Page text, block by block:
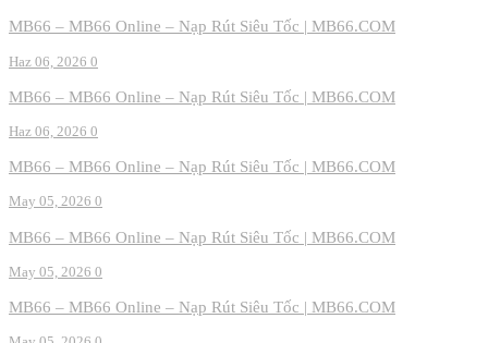
MB66 – MB66 Online – Nạp Rút Siêu Tốc | MB66.COM
Haz 06, 2026 0
MB66 – MB66 Online – Nạp Rút Siêu Tốc | MB66.COM
Haz 06, 2026 0
MB66 – MB66 Online – Nạp Rút Siêu Tốc | MB66.COM
May 05, 2026 0
MB66 – MB66 Online – Nạp Rút Siêu Tốc | MB66.COM
May 05, 2026 0
MB66 – MB66 Online – Nạp Rút Siêu Tốc | MB66.COM